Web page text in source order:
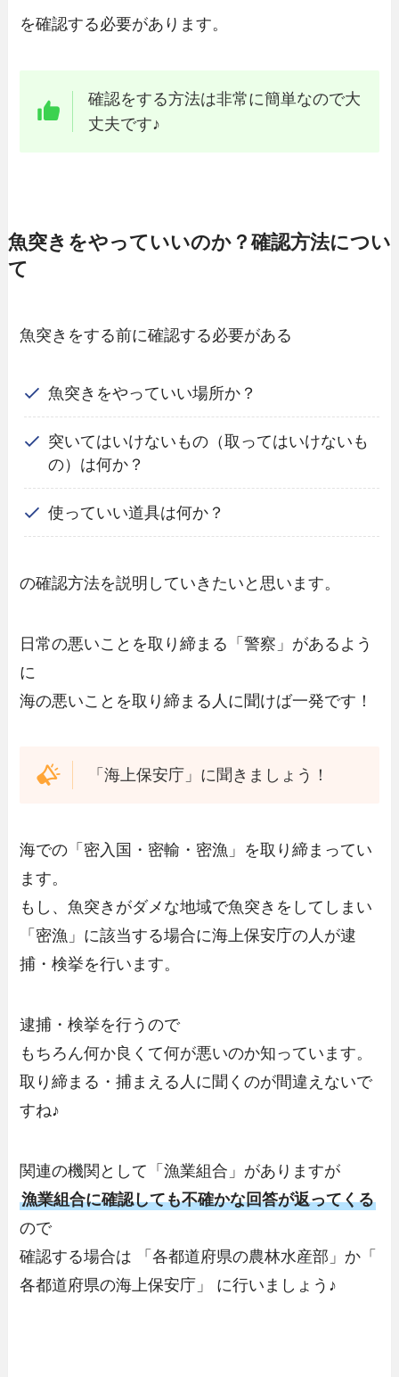
を確認する必要があります。
確認をする方法は非常に簡単なので大
丈夫です♪
魚突きをやっていいのか？確認方法につい
て
魚突きをする前に確認する必要がある
魚突きをやっていい場所か？
突いてはいけないもの（取ってはいけないも
の）は何か？
使っていい道具は何か？
の確認方法を説明していきたいと思います。
日常の悪いことを取り締まる「警察」があるよう
に
海の悪いことを取り締まる人に聞けば一発です！
「海上保安庁」に聞きましょう！
海での「密入国・密輸・密漁」を取り締まってい
ます。
もし、魚突きがダメな地域で魚突きをしてしまい
「密漁」に該当する場合に海上保安庁の人が逮
捕・検挙を行います。
逮捕・検挙を行うので
もちろん何か良くて何が悪いのか知っています。
取り締まる・捕まえる人に聞くのが間違えないで
すね♪
関連の機関として「漁業組合」がありますが
漁業組合に確認しても不確かな回答が返ってくる
ので
確認する場合は 「各都道府県の農林水産部」か「
各都道府県の海上保安庁」 に行いましょう♪